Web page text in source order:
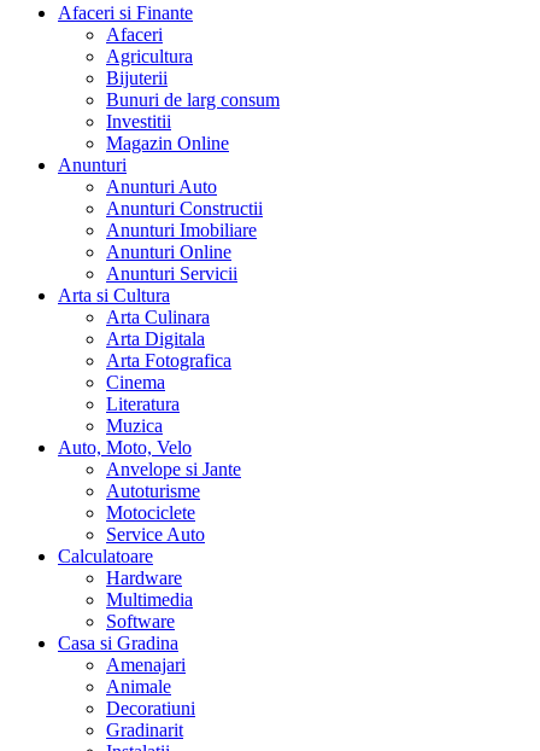
Afaceri si Finante
Afaceri
Agricultura
Bijuterii
Bunuri de larg consum
Investitii
Magazin Online
Anunturi
Anunturi Auto
Anunturi Constructii
Anunturi Imobiliare
Anunturi Online
Anunturi Servicii
Arta si Cultura
Arta Culinara
Arta Digitala
Arta Fotografica
Cinema
Literatura
Muzica
Auto, Moto, Velo
Anvelope si Jante
Autoturisme
Motociclete
Service Auto
Calculatoare
Hardware
Multimedia
Software
Casa si Gradina
Amenajari
Animale
Decoratiuni
Gradinarit